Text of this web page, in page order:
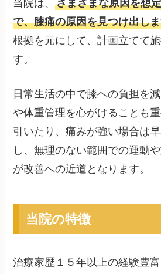
当院は、さまざまな原因を想
で、膝痛の原因を見つけ出し
根拠を元にして、計画立てて
す。
日常生活の中で膝への負担を
や体重管理を心がけることも
引いたり、痛みが強い場合は
し、無理のない範囲での運動
が改善への近道となります。
当院の特徴
治療家歴１５年以上の経験豊